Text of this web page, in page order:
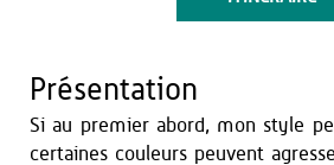
Présentation
Si au premier abord, mon style
certaines couleurs peuvent